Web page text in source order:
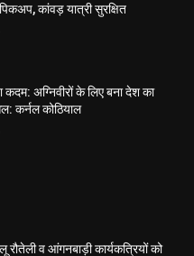
कांवड़ यात्री सुरक्षित
कदम: अग्निवीरों के लिए बना देश का
कर्नल कोठियाल
रौतेली व आंगनबाड़ी कार्यकत्रियों को